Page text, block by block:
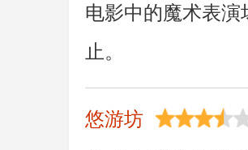
电影中的魔术表
止。
悠游坊